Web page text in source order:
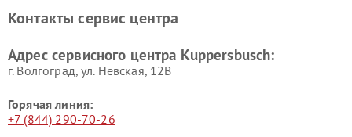
Kuppersbusch
вакуумных упаковщиков
Ремонт сушильных машин Kuppersbusch
Контакты сервис центра
Адрес сервисного центра Kuppersbusch:
г. Волгоград, ул. Невская, 12В
Горячая линия:
+7 (844) 290-70-26